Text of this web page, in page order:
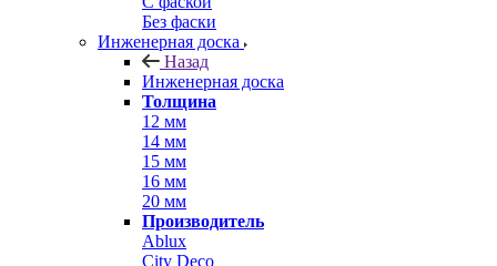
Без фаски
Инженерная доска
Назад
Инженерная доска
Толщина
12 мм
14 мм
15 мм
16 мм
20 мм
Производитель
Ablux
City Deco